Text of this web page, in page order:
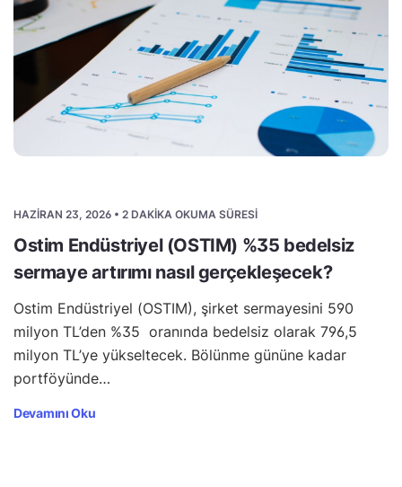
HAZIRAN 23, 2026 • 2 DAKIKA OKUMA SÜRESI
Ostim Endüstriyel (OSTIM) %35 bedelsiz
sermaye artırımı nasıl gerçekleşecek?
Ostim Endüstriyel (OSTIM), şirket sermayesini 590
milyon TL’den %35 oranında bedelsiz olarak 796,5
milyon TL’ye yükseltecek. Bölünme gününe kadar
portföyünde…
Devamını Oku